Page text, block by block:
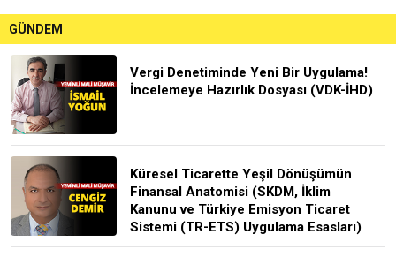
GÜNDEM
Vergi Denetiminde Yeni Bir Uygulama!
İncelemeye Hazırlık Dosyası (VDK-İHD)
Küresel Ticarette Yeşil Dönüşümün
Finansal Anatomisi (SKDM, İklim
Kanunu ve Türkiye Emisyon Ticaret
Sistemi (TR-ETS) Uygulama Esasları)